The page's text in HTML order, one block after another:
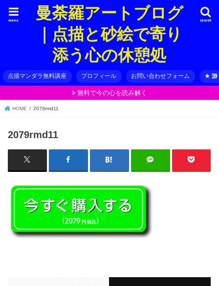
曼荼羅アートブログ
｜点描と砂絵で寄り
添う心の休憩処
search
menu
点描マンダラ無料講座 プロフィール お問い合わせフォーム ★ 贈
無料で今の心を読み解く
HOME 2079rmd11
2079rmd11